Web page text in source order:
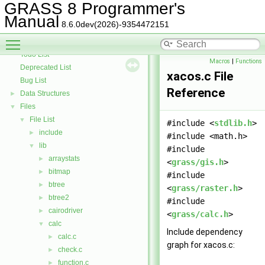
GRASS 8 Programmer's
Manual 8.6.0dev(2026)-9354472151
► GRASS Library for interpolation with regularized splines with tension
► GRASS Segment Library
► GRASS Directed Graph Library
►
Todo List
Deprecated List
Bug List
► Data Structures
▼ Files
▼ File List
► include
▼ lib
► arraystats
► bitmap
► btree
► btree2
► cairodriver
▼ calc
► calc.c
► check.c
► function.c
Macros | Functions
xacos.c File
Reference
#include <stdlib.h>
#include <math.h>
#include
<grass/gis.h>
#include
<grass/raster.h>
#include
<grass/calc.h>
Include dependency
graph for xacos.c: